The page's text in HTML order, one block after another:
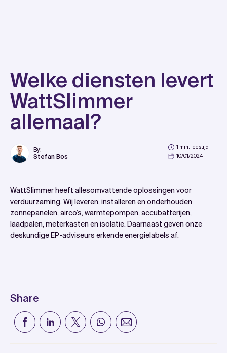
Welke diensten levert
WattSlimmer
allemaal?
By:
Stefan Bos
1 min. leestijd
10/01/2024
WattSlimmer heeft allesomvattende oplossingen voor
verduurzaming. Wij leveren, installeren en onderhouden
zonnepanelen, airco’s, warmtepompen, accubatterijen,
laadpalen, meterkasten en isolatie. Daarnaast geven onze
deskundige EP-adviseurs erkende energielabels af.
Share